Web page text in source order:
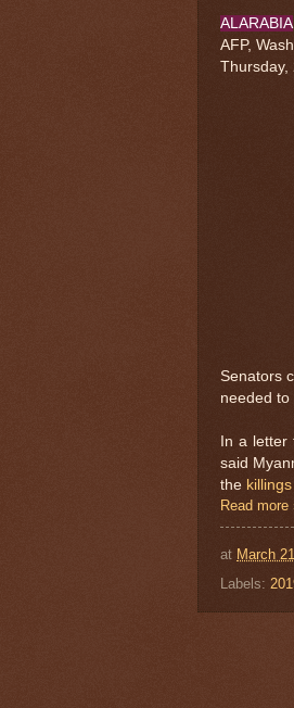
ALARABIA
AFP,
Thursday,
Senators
needed to
In a letter
said
the
Read more
at March
Labels: